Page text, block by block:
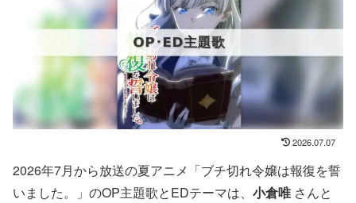
2026.07.07
2026年7月から放送の夏アニメ「ブチ切れ令嬢は報復を誓
いました。」のOP主題歌とEDテーマは、 小倉唯 さんと